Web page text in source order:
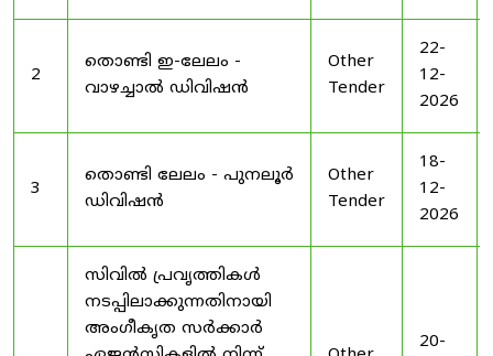
2
തൊണ്ടി ഇ-ലേലം -
വാഴച്ചാൽ ഡിവിഷൻ
Other
Tender
22-
12-
2026
3
തൊണ്ടി ലേലം - പുനലൂർ
ഡിവിഷൻ
Other
Tender
18-
12-
2026
സിവിൽ പ്രവൃത്തികൾ
നടപ്പിലാക്കുന്നതിനായി
അംഗീകൃത സർക്കാർ
20-